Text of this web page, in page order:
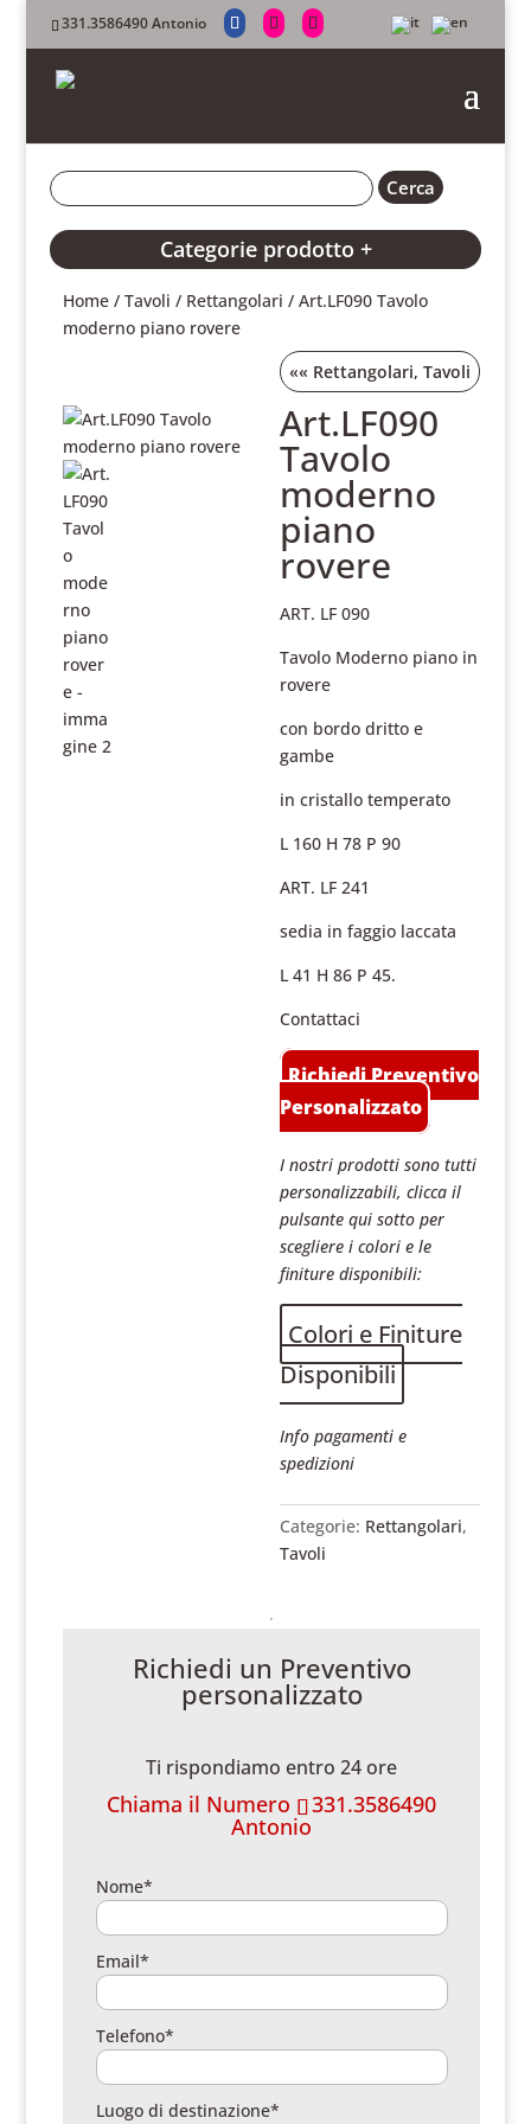
331.3586490 Antonio
Categorie prodotto +
Home /Tavoli / Rettangolari / Art.LF090 Tavolo
moderno piano rovere
«« Rettangolari,Tavoli
Art.LF090
Tavolo
moderno
piano
rovere
ART. LF 090
Tavolo Moderno piano in
rovere
con bordo dritto e
gambe
in cristallo temperato
L 160 H 78 P 90
ART. LF 241
sedia in faggio laccata
L 41 H 86 P 45.
Contattaci
Richiedi Preventivo
Personalizzato
I nostri prodotti sono tutti
personalizzabili, clicca il
pulsante qui sotto per
scegliere i colori e le
finiture disponibili:
Colori e Finiture
Disponibili
Info pagamenti e
spedizioni
Categorie: Rettangolari,
Tavoli
Richiedi un Preventivo
personalizzato
Ti rispondiamo entro 24 ore
Chiama il Numero 331.3586490
Antonio
Nome*
Email*
Telefono*
Luogo di destinazione*